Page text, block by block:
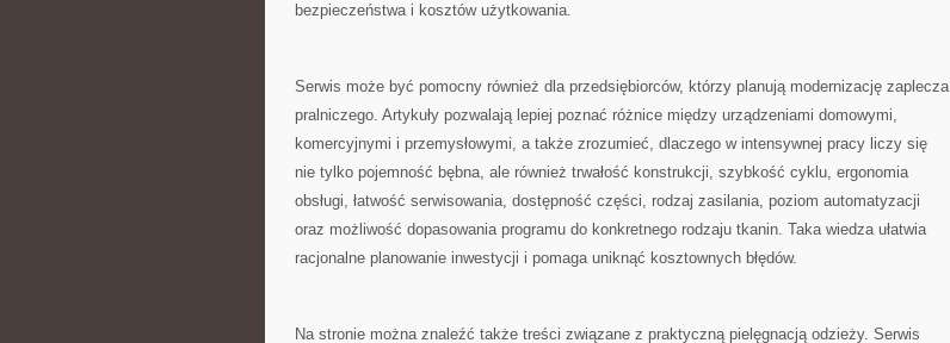
bezpieczeństwa i kosztów użytkowania.
Serwis może być pomocny również dla przedsiębiorców, którzy planują modernizację zaplecza
pralniczego. Artykuły pozwalają lepiej poznać różnice między urządzeniami domowymi,
komercyjnymi i przemysłowymi, a także zrozumieć, dlaczego w intensywnej pracy liczy się
nie tylko pojemność bębna, ale również trwałość konstrukcji, szybkość cyklu, ergonomia
obsługi, łatwość serwisowania, dostępność części, rodzaj zasilania, poziom automatyzacji
oraz możliwość dopasowania programu do konkretnego rodzaju tkanin. Taka wiedza ułatwia
racjonalne planowanie inwestycji i pomaga uniknąć kosztownych błędów.
Na stronie można znaleźć także treści związane z praktyczną pielęgnacją odzieży. Serwis